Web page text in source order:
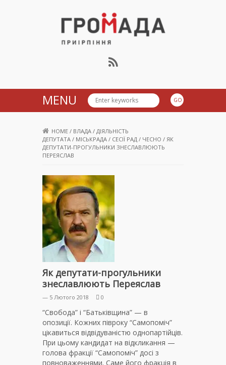
Громада Приірпіння
MENU
HOME / ВЛАДА / ДІЯЛЬНІСТЬ
ДЕПУТАТА / МІСЬКРАДА / СЕСІЇ РАД / ЧЕСНО / ЯК
ДЕПУТАТИ-ПРОГУЛЬНИКИ ЗНЕСЛАВЛЮЮТЬ
ПЕРЕЯСЛАВ
Як депутати-прогульники
знеславлюють Переяслав
— 5 Лютого 2018 0
“Свобода” і “Батьківщина” — в
опозиції. Кожних півроку “Самопоміч”
цікавиться відвідуваністю однопартійців.
При цьому кандидат на відкликання —
голова фракції “Самопоміч” досі з
повноваженнями. Саме його фракція в